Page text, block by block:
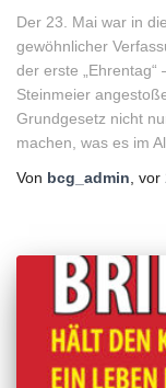
Der 23. Mai war in
gewöhnlicher
der erste
Steinmeier
Grundgesetz nicht
machen, was es im
Von bcg_admin, vor